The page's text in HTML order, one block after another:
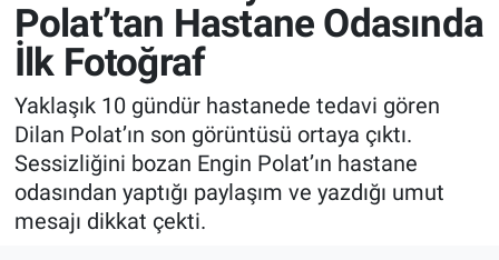
Polat’tan Hastane Odasında
İlk Fotoğraf
Yaklaşık 10 gündür hastanede tedavi gören
Dilan Polat’ın son görüntüsü ortaya çıktı.
Sessizliğini bozan Engin Polat’ın hastane
odasından yaptığı paylaşım ve yazdığı umut
mesajı dikkat çekti.